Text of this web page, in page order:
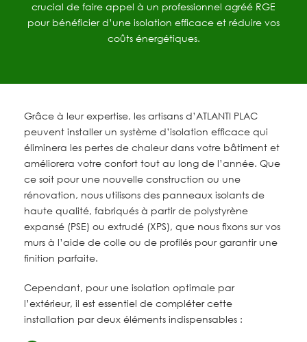
crucial de faire appel à un professionnel agréé RGE
pour bénéficier d’une isolation efficace et réduire vos
coûts énergétiques.
Grâce à leur expertise, les artisans d’ATLANTI PLAC
peuvent installer un système d’isolation efficace qui
éliminera les pertes de chaleur dans votre bâtiment et
améliorera votre confort tout au long de l’année. Que
ce soit pour une nouvelle construction ou une
rénovation, nous utilisons des panneaux isolants de
haute qualité, fabriqués à partir de polystyrène
expansé (PSE) ou extrudé (XPS), que nous fixons sur vos
murs à l’aide de colle ou de profilés pour garantir une
finition parfaite.
Cependant, pour une isolation optimale par
l’extérieur, il est essentiel de compléter cette
installation par deux éléments indispensables :